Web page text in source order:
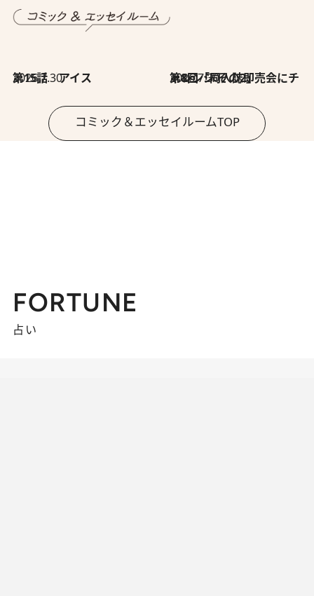
2026.7.30
第15話 アイス 2026.7.30
第8回「同人誌即売会にチャレンジ その2」
コミック＆エッセイルームTOP
FORTUNE
占い